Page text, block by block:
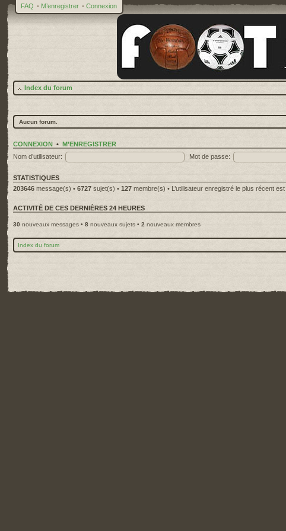
FAQ • M’enregistrer • Connexion
Index du forum
Aucun forum.
CONNEXION • M’ENREGISTRER
Nom d’utilisateur:
Mot de passe:
STATISTIQUES
203646 message(s) • 6727 sujet(s) • 127 membre(s) • L’utilisateur enregistré le plus récent est
ACTIVITÉ DE CES DERNIÈRES 24 HEURES
30 nouveaux messages • 8 nouveaux sujets • 2 nouveaux membres
Index du forum